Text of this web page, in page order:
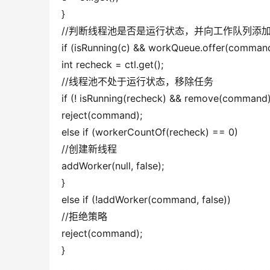
}
//判断线程池是否是运行状态，并向工作队列添
if (isRunning(c) &&
int recheck = ctl.get();
//线程池不处于运行状态，移除任务
if (! isRunning(recheck) &&
reject(command);
else if (workerCountOf(recheck) == 0)
//创建新线程
addWorker(null, false);
}
else if (!addWorker(command, false))
//拒绝策略
reject(command);
}